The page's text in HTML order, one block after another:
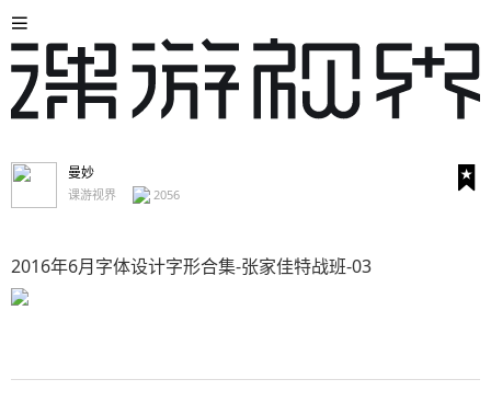
曼妙
课游视界 2056
2016年6月字体设计字形合集-张家佳特战班-03